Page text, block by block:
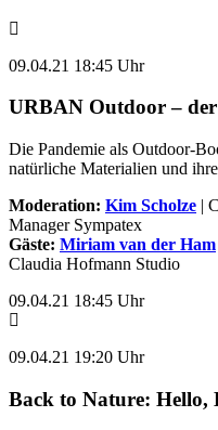
09.04.21 18:45 Uhr
URBAN Outdoor –
Die Pandemie als Outdoor-
natürliche Materialien und
Moderation: Kim Scholze |
Manager Sympatex
Gäste: Miriam van der Ham
Claudia Hofmann Studio
09.04.21 18:45 Uhr
09.04.21 19:20 Uhr
Back to Nature: Hello,